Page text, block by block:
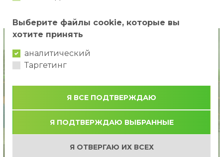
Piepūšamā atrakcija Safari
Выберите файлы cookie, которые вы
хотите принять
аналитический
Таргетинг
Я ВСЕ ПОДТВЕРЖДАЮ
Я ПОДТВЕРЖДАЮ ВЫБРАННЫЕ
Я ОТВЕРГАЮ ИХ ВСЕХ